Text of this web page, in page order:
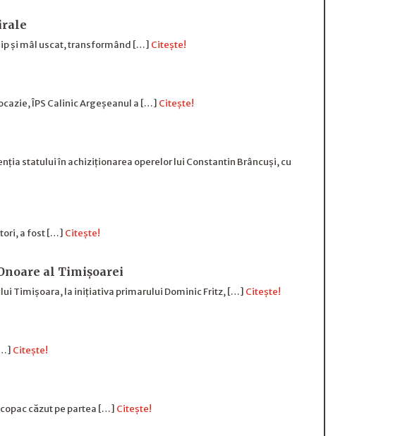
și mâl uscat, transformând […] Citește!
ÎPS Calinic Argeșeanul a […] Citește!
statului în achiziționarea operelor lui Constantin Brâncuși, cu
a fost […] Citește!
al Timișoarei
Timișoara, la inițiativa primarului Dominic Fritz, […] Citește!
Citește!
căzut pe partea […] Citește!